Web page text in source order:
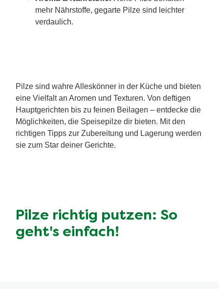
mehr Nährstoffe, gegarte Pilze sind leichter
verdaulich.
Pilze sind wahre Alleskönner in der Küche und bieten
eine Vielfalt an Aromen und Texturen. Von deftigen
Hauptgerichten bis zu feinen Beilagen – entdecke die
Möglichkeiten, die Speisepilze dir bieten. Mit den
richtigen Tipps zur Zubereitung und Lagerung werden
sie zum Star deiner Gerichte.
Pilze richtig putzen: So
geht's einfach!